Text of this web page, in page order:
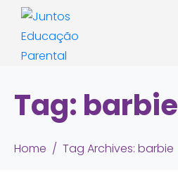
Tag: barbie
Home Tag Archives: barbie